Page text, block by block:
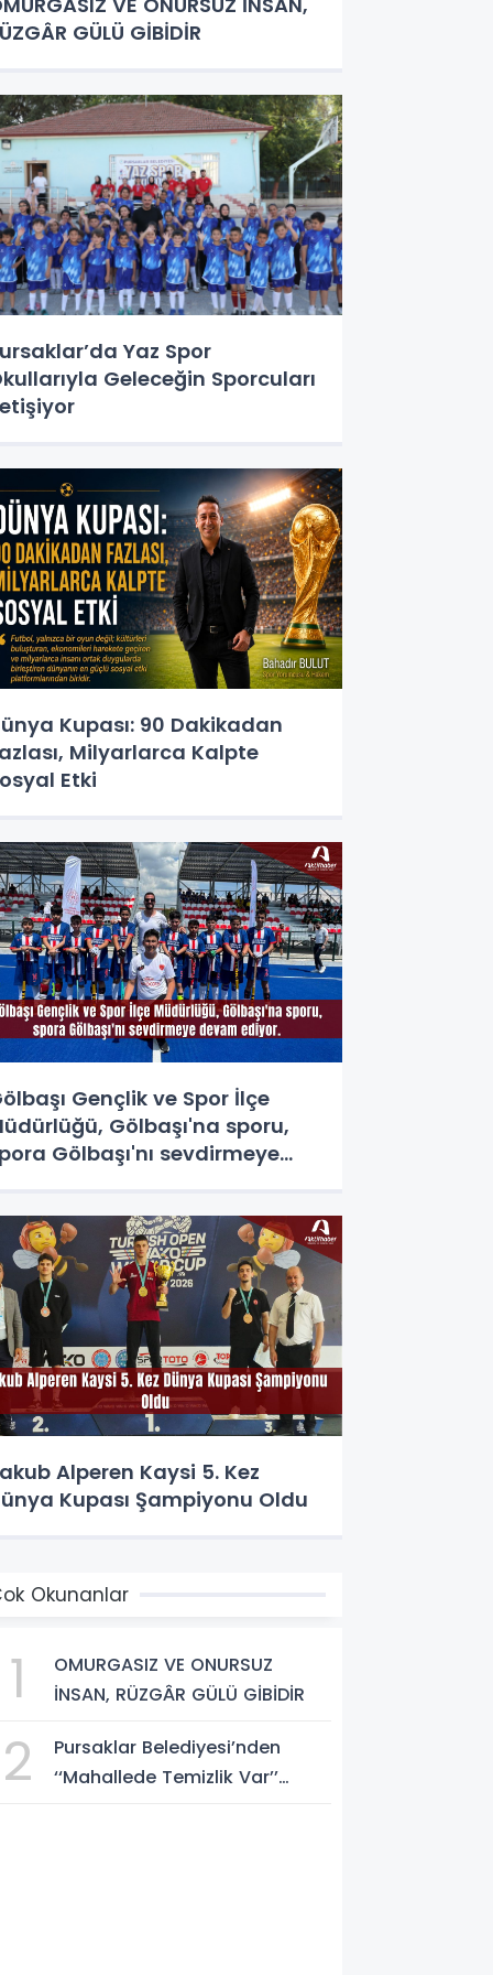
GÜLÜ GİBİDİR
Yaz Spor
Geleceğin Sporcuları
Kupası: 90 Dakikadan
Milyarlarca Kalpte
Etki
Gençlik ve Spor İlçe
Gölbaşı'na sporu,
Gölbaşı'nı sevdirmeye
Alperen Kaysi 5. Kez
Kupası Şampiyonu Oldu
Okunanlar
1
OMURGASIZ VE ONURSUZ
İNSAN, RÜZGÂR GÜLÜ GİBİDİR
2
Pursaklar Belediyesi’nden
‘‘Mahallede Temizlik Var’’